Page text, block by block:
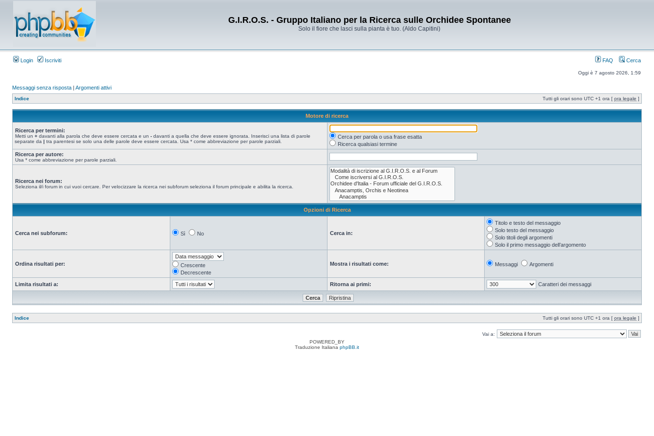
G.I.R.O.S. - Gruppo Italiano per la Ricerca sulle Orchidee Spontanee
Solo il fiore che lasci sulla pianta è tuo. (Aldo Capitini)
Login Iscriviti FAQ Cerca
Oggi è 7 agosto 2026, 1:59
Messaggi senza risposta | Argomenti attivi
Indice Tutti gli orari sono UTC +1 ora [ ora legale ]
Motore di ricerca
Ricerca per termini:
Metti un + davanti alla parola che deve essere cercata e un - davanti a quella che deve essere ignorata. Inserisci una lista di parole
separate da | tra parentesi se solo una delle parole deve essere cercata. Usa * come abbreviazione per parole parziali.
Cerca per parola o usa frase esatta
Ricerca qualsiasi termine
Ricerca per autore:
Usa * come abbreviazione per parole parziali.
Ricerca nei forum:
Seleziona il/i forum in cui vuoi cercare. Per velocizzare la ricerca nei subforum seleziona il forum principale e abilita la ricerca.
Opzioni di Ricerca
Cerca nei subforum: Sì No Cerca in:
Titolo e testo del messaggio
Solo testo del messaggio
Solo titoli degli argomenti
Solo il primo messaggio dell’argomento
Ordina risultati per:
Crescente
Decrescente
Mostra i risultati come: Messaggi Argomenti
Limita risultati a: Ritorna ai primi: Caratteri dei messaggi
Indice Tutti gli orari sono UTC +1 ora [ ora legale ]
Vai a:
POWERED_BY
Traduzione Italiana phpBB.it